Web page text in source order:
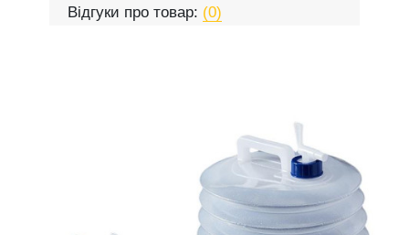
Відгуки про товар: (0)